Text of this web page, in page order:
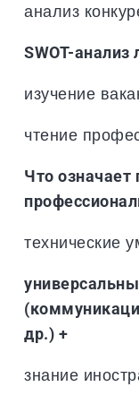
анализ
SWOT-
изучение
чтение
Что означает
технические
др.) +
знание